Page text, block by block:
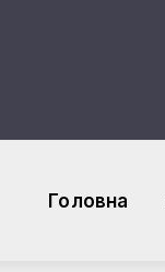
Головна